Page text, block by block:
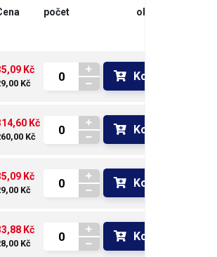
počet objednat
Kč
Kč
Koupit
Kč
Kč
Koupit
Kč
Kč
Koupit
Kč
Kč
Koupit